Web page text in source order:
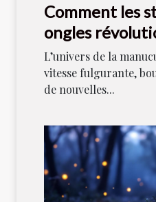
Comment les
ongles
manucure
L’univers de la
vitesse fulgurante,
de nouvelles...